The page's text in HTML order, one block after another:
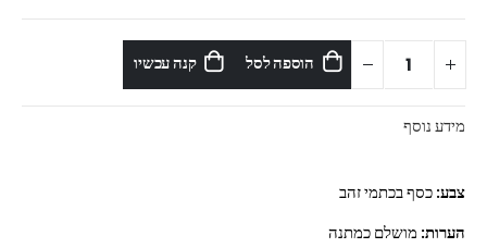
הוספה לסל קנה עכשיו
מידע נוסף
צבע: כסף בכתמי זהב
הערות: מושלם כמתנה